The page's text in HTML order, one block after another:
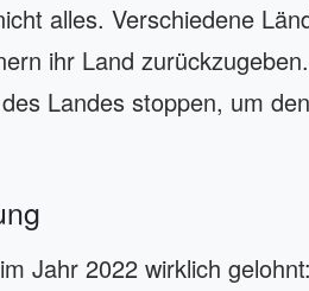
alles. Verschiedene
ihr Land
Landes stoppen, um den
Jahr 2022 wirklich